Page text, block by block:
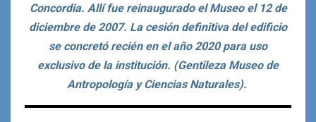
Concordia. Allí fue reinaugurado el Museo el 12 de
diciembre de 2007. La cesión definitiva del edificio
se concretó recién en el año 2020 para uso
exclusivo de la institución. (Gentileza Museo de
Antropología y Ciencias Naturales).